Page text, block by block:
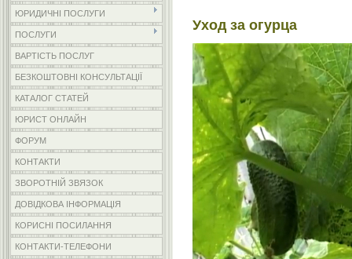
ЮРИДИЧНІ ПОСЛУГИ
ПОСЛУГИ
ВАРТІСТЬ ПОСЛУГ
БЕЗКОШТОВНІ КОНСУЛЬТАЦІЇ
КАТАЛОГ СТАТЕЙ
ЮРИСТ ОНЛАЙН
ФОРУМ
КОНТАКТИ
ЗВОРОТНІЙ ЗВЯЗОК
ДОВІДКОВА ІНФОРМАЦІЯ
КОРИСНІ ПОСИЛАННЯ
КОНТАКТИ-ТЕЛЕФОНИ
Уход за огурца